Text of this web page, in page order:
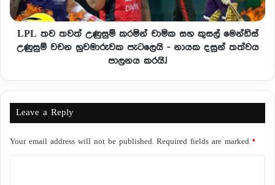
LPL තව තවත් උණුසුම් කරමින් චාමික සහ කුසල් මෙන්ඩිස්
උණුසුම් වචන හුවමාරුවක පැටලෙයි - නායක දසුන් තත්වය
පාලනය කරයි.!
Leave a Reply
Your email address will not be published. Required fields are marked *